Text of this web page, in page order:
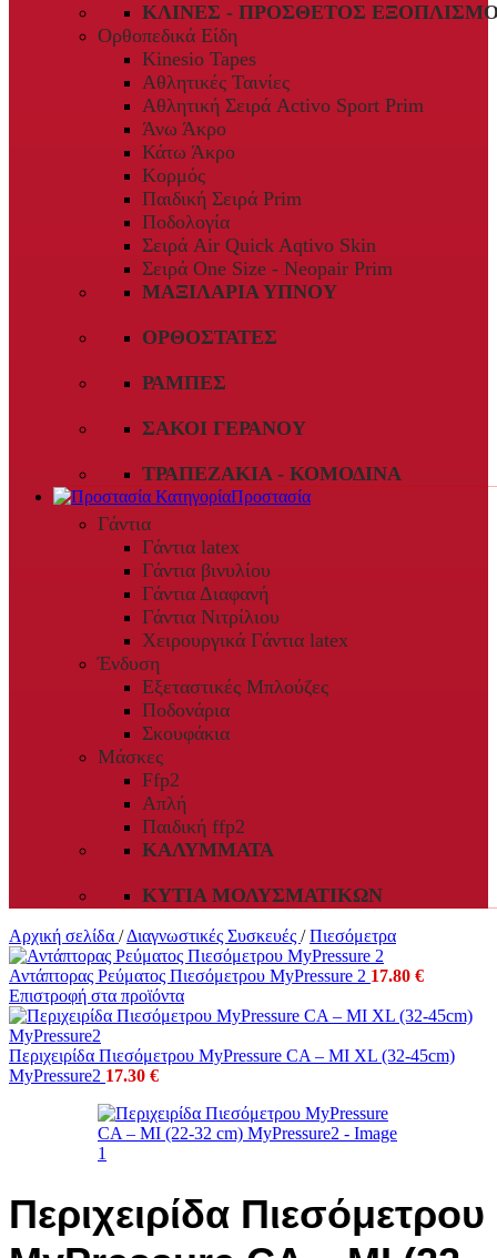
ΚΛΊΝΕΣ - ΠΡΌΣΘΕΤΟΣ
Ορθοπεδικά Είδη
Kinesio Tapes
Αθλητικές Ταινίες
Αθλητική Σειρά Activo Sport Prim
Άνω Άκρο
Κάτω Άκρο
Κορμός
Παιδική Σειρά Prim
Ποδολογία
Σειρά Air Quick Aqtivo Skin
Σειρά One Size - Neopair Prim
ΜΑΞΙΛΆΡΙΑ ΎΠΝΟΥ
ΟΡΘΟΣΤΆΤΕΣ
ΡΆΜΠΕΣ
ΣΆΚΟΙ ΓΕΡΑΝΟΎ
ΤΡΑΠΕΖΆΚΙΑ - ΚΟΜΟΔΊΝΑ
Προστασία
Γάντια
Γάντια latex
Γάντια βινυλίου
Γάντια Διαφανή
Γάντια Νιτρίλιου
Χειρουργικά Γάντια latex
Ένδυση
Εξεταστικές Μπλούζες
Ποδονάρια
Σκουφάκια
Μάσκες
Ffp2
Απλή
Παιδική ffp2
ΚΑΛΎΜΜΑΤΑ
ΚΥΤΊΑ ΜΟΛΥΣΜΑΤΙΚΏΝ
Αρχική σελίδα / Διαγνωστικές Συσκευές / Πιεσόμετρα
Αντάπτορας Ρεύματος Πιεσόμετρου MyPressure 2 17.80 €
Επιστροφή στα προϊόντα
Περιχειρίδα Πιεσόμετρου MyPressure CA – MI XL (32-45cm)
MyPressure2 17.30 €
Περιχειρίδα Πιεσόμετρου